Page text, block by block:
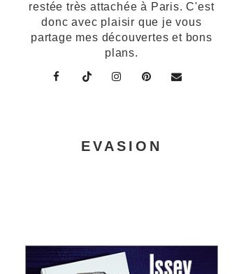
restée très attachée à Paris. C'est
donc avec plaisir que je vous
partage mes découvertes et bons
plans.
EVASION